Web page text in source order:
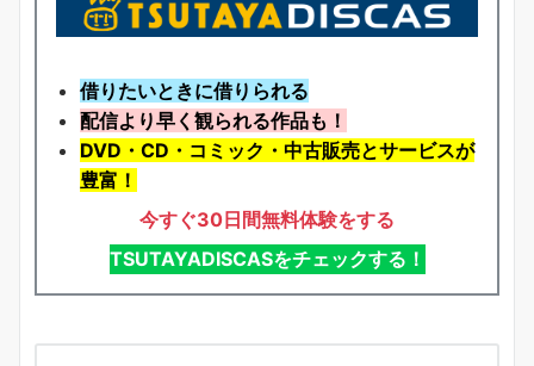
借りたいときに借りられる
配信より早く観られる作品も！
DVD・CD・コミック・中古販売とサービスが
豊富！
今すぐ30日間無料体験をする
TSUTAYADISCASをチェックする！